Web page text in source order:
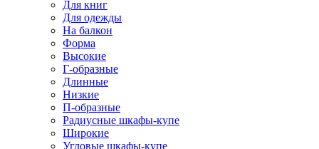
Для книг
Для одежды
На балкон
Форма
Высокие
Г-образные
Длинные
Низкие
П-образные
Радиусные шкафы-купе
Широкие
Угловые шкафы-купе